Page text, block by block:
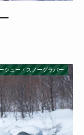
シュー・スノーグラバー